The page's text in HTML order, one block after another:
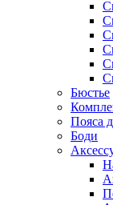
Бюстье
Пояса
Боди